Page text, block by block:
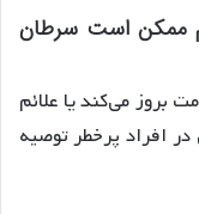
ممکن است سرطان
بروز می‌کند یا علائم
افراد پرخطر توصیه